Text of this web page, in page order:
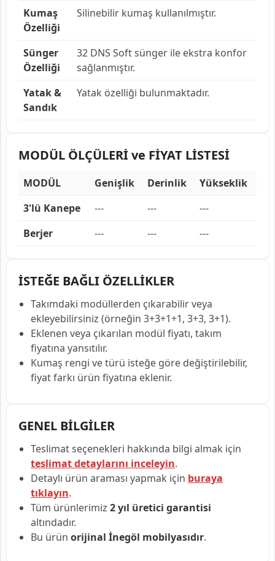
Kumaş
Özelliği
Silinebilir kumaş kullanılmıştır.
Sünger
Özelliği
32 DNS Soft sünger ile ekstra konfor
sağlanmıştır.
Yatak &
Sandık
Yatak özelliği bulunmaktadır.
MODÜL ÖLÇÜLERİ ve FİYAT LİSTESİ
MODÜL Genişlik Derinlik
Yükseklik
3'lü Kanepe
--- ---
---
Berjer
--- --- ---
İSTEĞE BAĞLI ÖZELLİKLER
Takımdaki modüllerden çıkarabilir veya
ekleyebilirsiniz (örneğin 3+3+1+1, 3+3, 3+1).
Eklenen veya çıkarılan modül fiyatı, takım
fiyatına yansıtılır.
Kumaş rengi ve türü isteğe göre değiştirilebilir,
fiyat farkı ürün fiyatına eklenir.
GENEL BİLGİLER
Teslimat seçenekleri hakkında bilgi almak için
teslimat detaylarını inceleyin.
Detaylı ürün araması yapmak için buraya
tıklayın.
Tüm ürünlerimiz 2 yıl üretici garantisi
altındadır.
Bu ürün orijinal İnegöl mobilyasıdır.